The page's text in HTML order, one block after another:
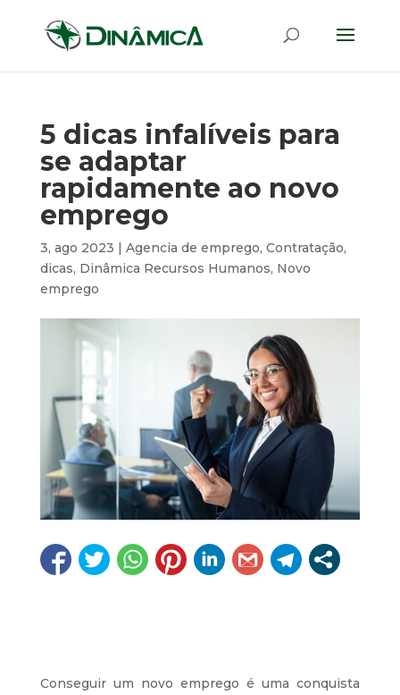
5 dicas infalíveis para
se adaptar
rapidamente ao novo
emprego
3, ago 2023 | Agencia de emprego, Contratação,
dicas, Dinâmica Recursos Humanos, Novo
emprego
Conseguir um novo emprego é uma conquista